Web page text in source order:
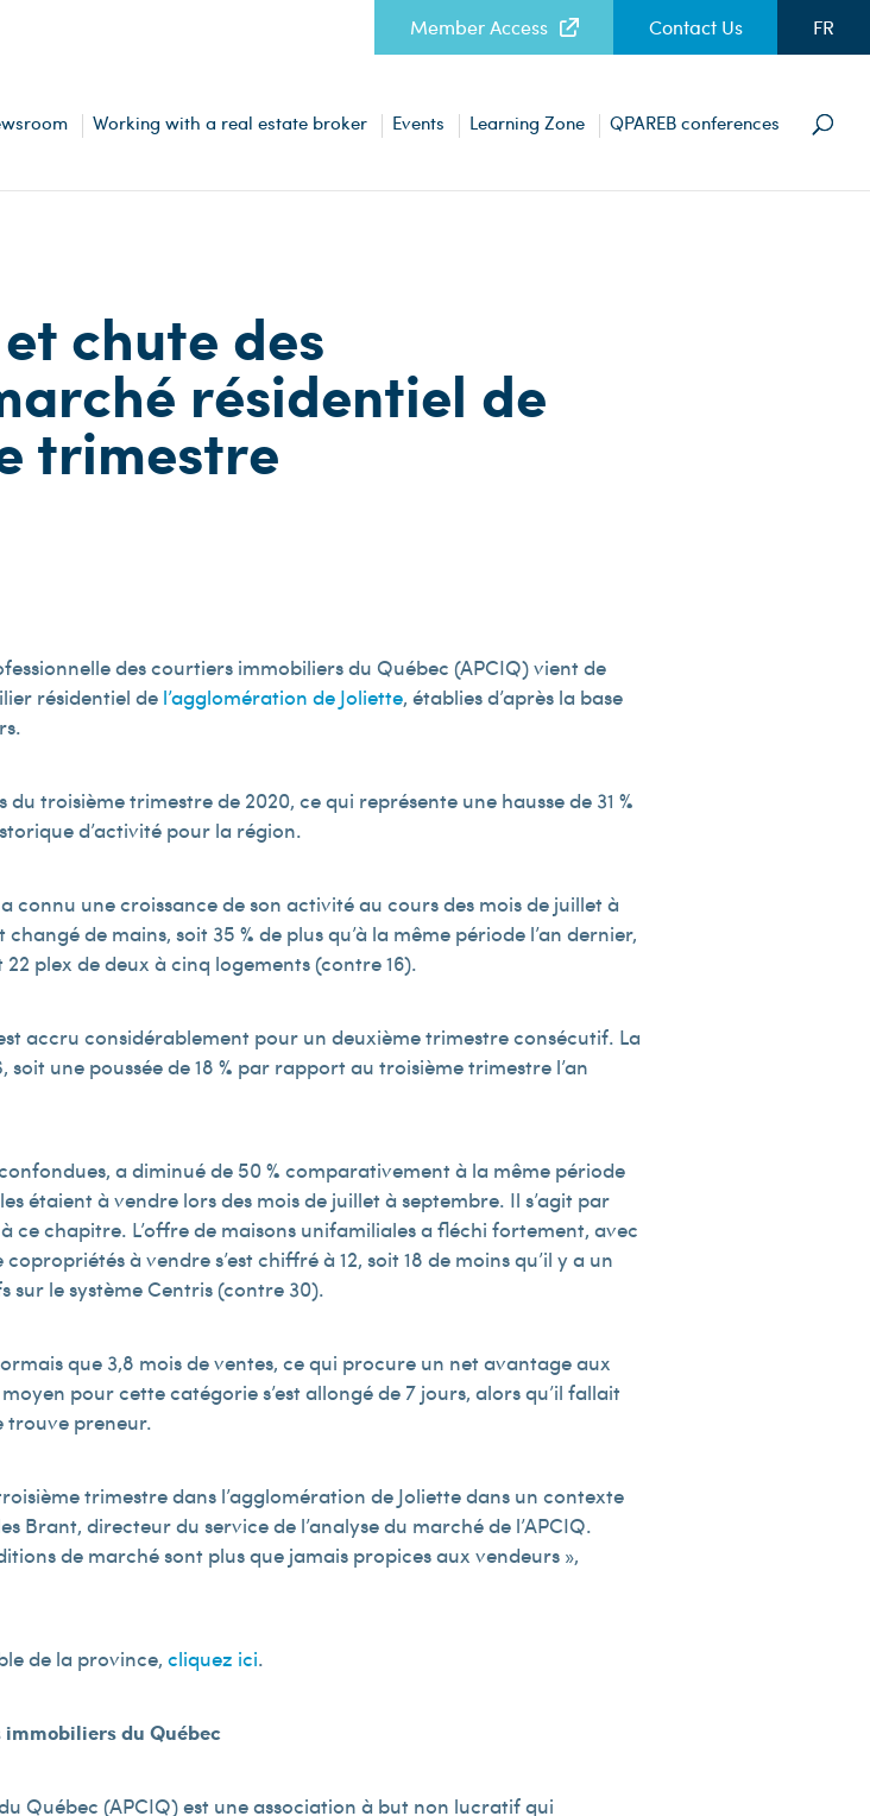
Member Access Contact Us FR
Working with a real estate broker Events Learning Zone QPAREB conferences
chute des
résidentiel de
trimestre
des courtiers immobiliers du Québec (APCIQ) vient de
résidentiel de l’agglomération de Joliette, établies d’après la base
troisième trimestre de 2020, ce qui représente une hausse de 31 %
d’activité pour la région.
une croissance de son activité au cours des mois de juillet à
de mains, soit 35 % de plus qu’à la même période l’an dernier,
plex de deux à cinq logements (contre 16).
accru considérablement pour un deuxième trimestre consécutif. La
une poussée de 18 % par rapport au troisième trimestre l’an
a diminué de 50 % comparativement à la même période
étaient à vendre lors des mois de juillet à septembre. Il s’agit par
ce chapitre. L’offre de maisons unifamiliales a fléchi fortement, avec
à vendre s’est chiffré à 12, soit 18 de moins qu’il y a un
sur le système Centris (contre 30).
que 3,8 mois de ventes, ce qui procure un net avantage aux
pour cette catégorie s’est allongé de 7 jours, alors qu’il fallait
trouve preneur.
trimestre dans l’agglomération de Joliette dans un contexte
Brant, directeur du service de l’analyse du marché de l’APCIQ.
de marché sont plus que jamais propices aux vendeurs »,
de la province, cliquez ici.
immobiliers du Québec
Québec (APCIQ) est une association à but non lucratif qui